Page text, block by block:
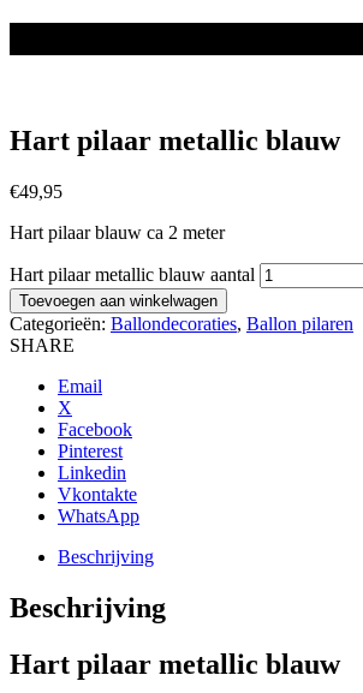
Hart pilaar metallic blauw
€49,95
Hart pilaar blauw ca 2 meter
Hart pilaar metallic blauw aantal
Toevoegen aan winkelwagen
Categorieën: Ballondecoraties, Ballon pilaren
SHARE
Email
X
Facebook
Pinterest
Linkedin
Vkontakte
WhatsApp
Beschrijving
Beschrijving
Hart pilaar metallic blauw